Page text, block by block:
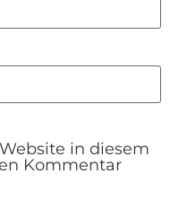
in diesem
Kommentar